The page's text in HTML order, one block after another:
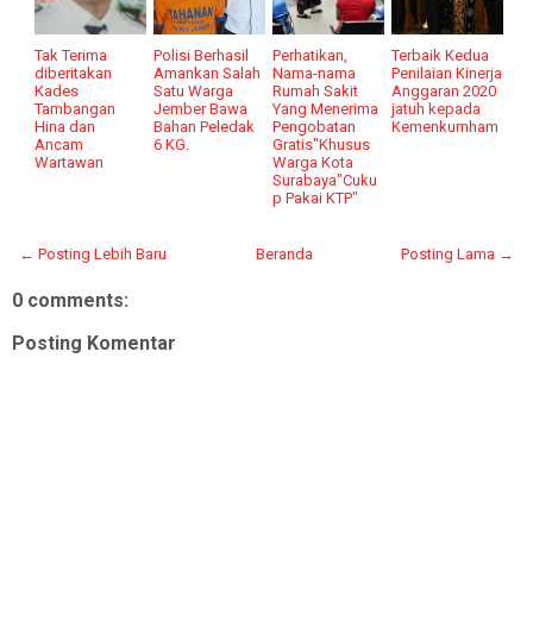
Tak Terima
diberitakan
Kades
Tambangan
Hina dan
Ancam
Wartawan
Polisi Berhasil
Amankan Salah
Satu Warga
Jember Bawa
Bahan Peledak
6 KG.
Perhatikan,
Nama-nama
Rumah Sakit
Yang Menerima
Pengobatan
Gratis"Khusus
Warga Kota
Surabaya"Cuku
p Pakai KTP"
Terbaik Kedua
Penilaian Kinerja
Anggaran 2020
jatuh kepada
Kemenkumham
← Posting Lebih Baru Posting Lama →
Beranda
0 comments:
Posting Komentar